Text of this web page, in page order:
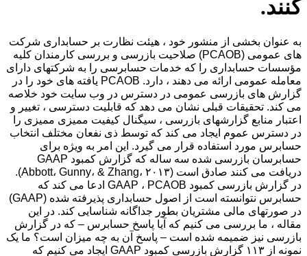
کنند.
به عنوان بخشی از منشور خود ، هیئت نظارت بر حسابداری شرکت
های عمومی (PCAOB) صلاحیت بازرسی و بررسی کارمندان کلیه
مؤسسات حسابداری را که خدمات حسابرسی را به شرکتهای دارای
معامله عمومی ارائه می دهند ، دارد. PCAOB یافته های خود را در
گزارش های بازرسی عمومی در دسترس در وب سایت خود خلاصه
می کند. تحقیقات قبلی نشان می دهد که قابلیت دسترسی ، تغییر و
اعتبار منابع گزارشهای بازرسی ، سیگنال کیفیت ممیزی ممیزی را
در دسترس عموم ایجاد می کند که توسط ذی نفعان مختلف انتخاب
حسابرس مورد استفاده قرار می گیرد. این امر به ویژه برای
حسابرسان بازرسی شده سه ساله که گزارش کمبود GAAP
دریافت می کنند صادق است (Abbott، Gunny، & Zhang، ۲۰۱۳).
در گزارش بازرسی کمبود GAAP ، PCAOB ادعا می کند که
حسابرس نتوانسته است از اصول حسابداری پذیرفته شده (GAAP)
در صورتهای مالی مشتریان بطور جداگانه شناسایی کند. در این
مقاله ، ما بررسی می کنیم که آیا پاسخ حسابرس – که در گزارش
بازرسی نیز ضمیمه شده است – پاسخ آن به چه میزان است؟ ما یک
نمونه از ۱۱۳ گزارش بازرسی کمبود GAAP ایجاد می کنیم که